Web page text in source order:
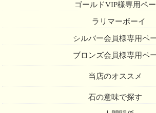
ゴールドVIP様専用ペ
ラリマーボーイ
シルバー会員様専用ペ
ブロンズ会員様専用ペ
当店のオススメ
石の意味で探す